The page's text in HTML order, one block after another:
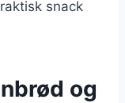
snack
og